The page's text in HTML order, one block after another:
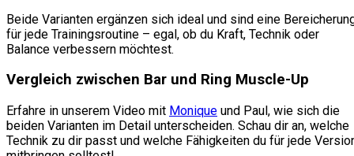
Beide Varianten ergänzen sich ideal und sind eine
für jede Trainingsroutine – egal, ob du Kraft, Technik oder
Balance verbessern möchtest.
Vergleich zwischen Bar und Ring Muscle-Up
Erfahre in unserem Video mit Monique und Paul, wie sich die
beiden Varianten im Detail unterscheiden. Schau dir an, welche
Technik zu dir passt und welche Fähigkeiten du für jede